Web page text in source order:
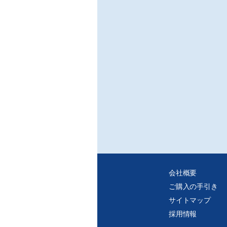
会社概要
ご購入の手引き
サイトマップ
採用情報